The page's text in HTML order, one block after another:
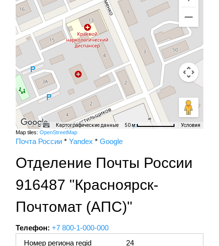
Картографические данные 50 м Условия
Map tiles: OpenStreetMap
Почта России * Yandex * Google
Отделение Почты России
916487 "Красноярск-
Почтомат (АПС)"
Телефон: +7 800-1-000-000
Номер региона regid
24